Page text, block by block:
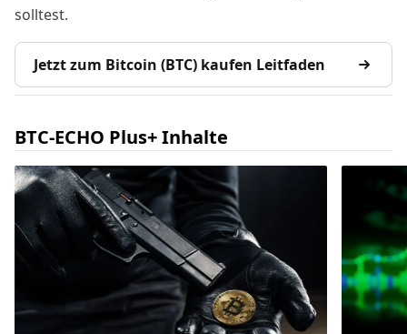
solltest.
Jetzt zum Bitcoin (BTC) kaufen Leitfaden
BTC-ECHO Plus+ Inhalte